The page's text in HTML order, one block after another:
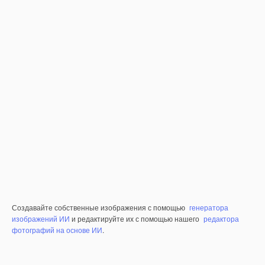
Создавайте собственные изображения с помощью генератора
изображений ИИ и редактируйте их с помощью нашего редактора
фотографий на основе ИИ.